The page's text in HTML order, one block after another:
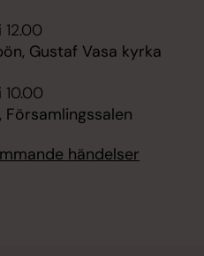
12.00
Gustaf Vasa kyrka
10.00
Församlingssalen
händelser